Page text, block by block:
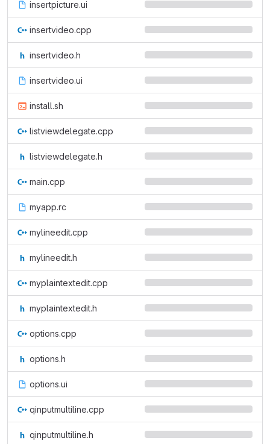
insertpicture.ui
insertvideo.cpp
insertvideo.h
insertvideo.ui
install.sh
listviewdelegate.cpp
listviewdelegate.h
main.cpp
myapp.rc
mylineedit.cpp
mylineedit.h
myplaintextedit.cpp
myplaintextedit.h
options.cpp
options.h
options.ui
qinputmultiline.cpp
qinputmultiline.h